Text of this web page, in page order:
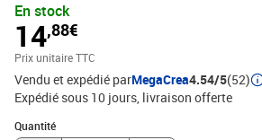
En stock
14,88€
Prix unitaire TTC
Vendu et expédié parMegaCrea4.54/5(52)
Expédié sous 10 jours livraison offerte
Quantité
Quantité : 1